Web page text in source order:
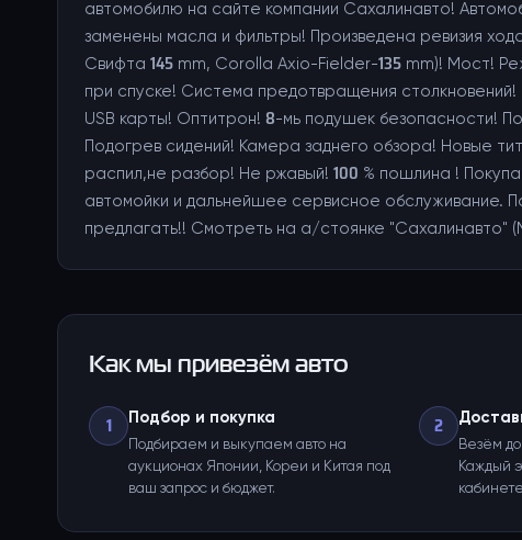
автомобилю на сайте компании Сахалинавто!
заменены масла и фильтры! Произведена ревизия
Свифта 145 mm, Corolla Axio-Fielder-135 mm)! Мост!
при спуске! Система предотвращения столкновений!
USB карты! Оптитрон! 8-мь подушек безопасности!
Подогрев сидений! Камера заднего обзора! Новые
распил,не разбор! Не ржавый! 100 % пошлина !
автомойки и дальнейшее сервисное обслуживание.
предлагать!! Смотреть на а/стоянке "Сахалинавто"
Как мы привезём авто
1 Подбор и покупка
Подбираем и выкупаем авто на
аукционах Японии, Кореи и Китая под
ваш запрос и бюджет.
2
Везём
Каждый